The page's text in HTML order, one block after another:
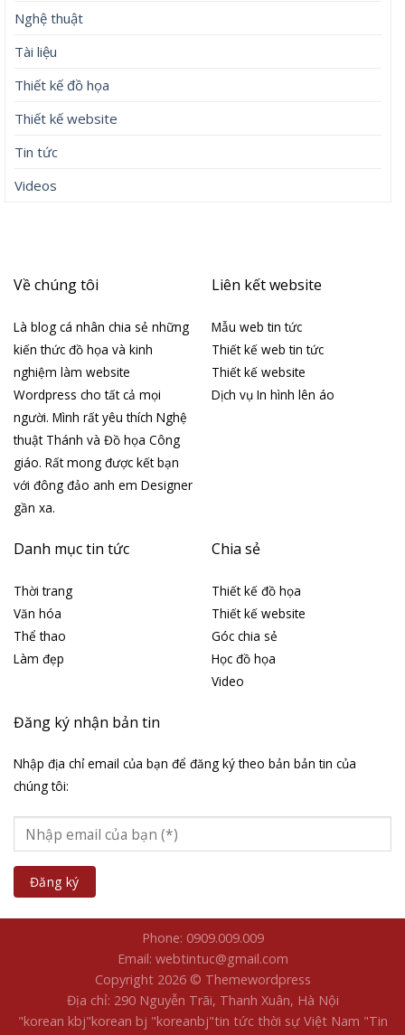
Nghệ thuật
Tài liệu
Thiết kế đồ họa
Thiết kế website
Tin tức
Videos
Về chúng tôi
Là blog cá nhân chia sẻ những
kiến thức đồ họa và kinh
nghiệm làm website
Wordpress cho tất cả mọi
người. Mình rất yêu thích Nghệ
thuật Thánh và Đồ họa Công
giáo. Rất mong được kết bạn
với đông đảo anh em Designer
gần xa.
Liên kết website
Mẫu web tin tức
Thiết kế web tin tức
Thiết kế website
Dịch vụ In hình lên áo
Danh mục tin tức
Thời trang
Văn hóa
Thể thao
Làm đẹp
Chia sẻ
Thiết kế đồ họa
Thiết kế website
Góc chia sẻ
Học đồ họa
Video
Đăng ký nhận bản tin
Nhập địa chỉ email của bạn để đăng ký theo bản bản tin của
chúng tôi:
Phone: 0909.009.009
Email: webtintuc@gmail.com
Copyright 2026 © Themewordpress
Địa chỉ: 290 Nguyễn Trãi, Thanh Xuân, Hà Nội
"korean kbj​"korean bj "koreanbj​"tin tức thời sự Việt Nam "Tin